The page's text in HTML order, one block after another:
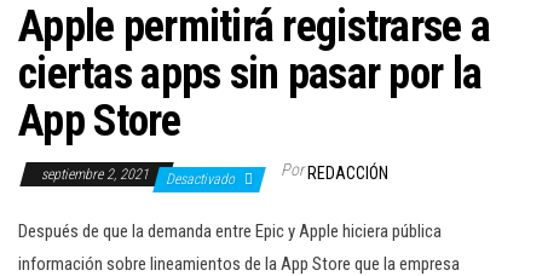
Apple permitirá registrarse a
ciertas apps sin pasar por la
App Store
septiembre 2, 2021 Desactivado Por REDACCIÓN
Después de que la demanda entre Epic y Apple hiciera pública
información sobre lineamientos de la App Store que la empresa